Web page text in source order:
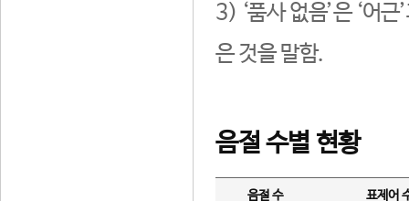
3) ‘품사 없음’은 ‘어
은 것을 말함.
음절 수별 현황
음절 수 표제어